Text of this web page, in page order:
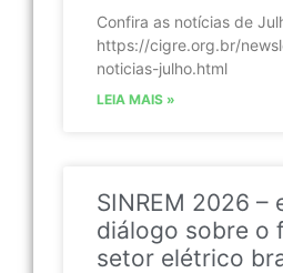
Confira as notícias de
https://cigre.org.br/
noticias-julho.html
LEIA MAIS »
SINREM 2026 –
diálogo sobre o
setor elétrico